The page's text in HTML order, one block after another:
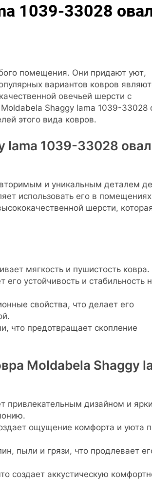
1039-33028
помещения. Они придают уют,
вариантов ковров
овечьей шерсти с
Shaggy lama 1039-33028
этого вида ковров.
lama 1039-33028
и уникальным деталем
использовать его в помещениях
шерсти,
мягкость и пушистость ковра.
его устойчивость и стабильность
свойства, что делает его
что предотвращает скопление
Moldabela Shaggy
привлекательным дизайном и
ощущение комфорта и уюта
пыли и грязи, что продлевает
создает аккустическую